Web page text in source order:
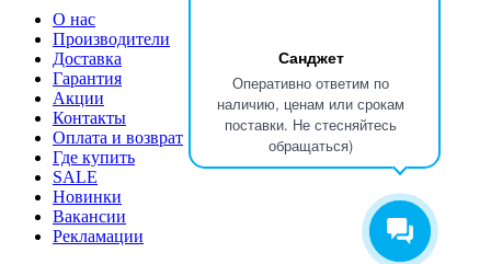
Санджет
Оперативно ответим по
наличию, ценам или срокам
поставки. Не стесняйтесь
обращаться)
О нас
Производители
Доставка
Гарантия
Акции
Контакты
Оплата и возврат
Где купить
SALE
Новинки
Вакансии
Рекламации